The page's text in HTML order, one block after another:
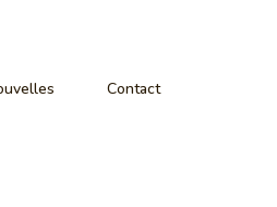
Contact